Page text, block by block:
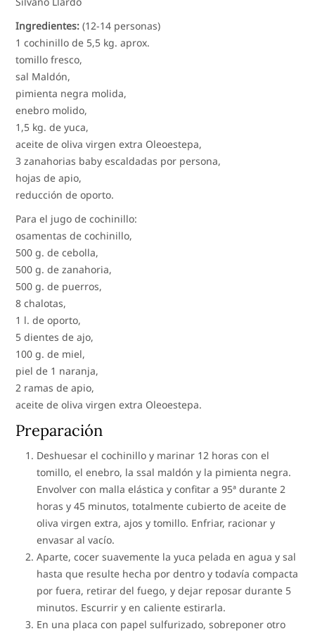
Ingredientes: (12-14 personas)
1 cochinillo de 5,5 kg. aprox.
tomillo fresco,
sal Maldón,
pimienta negra molida,
enebro molido,
1,5 kg. de yuca,
aceite de oliva virgen extra Oleoestepa,
3 zanahorias baby escaldadas por persona,
hojas de apio,
reducción de oporto.
Para el jugo de cochinillo:
osamentas de cochinillo,
500 g. de cebolla,
500 g. de zanahoria,
500 g. de puerros,
8 chalotas,
1 l. de oporto,
5 dientes de ajo,
100 g. de miel,
piel de 1 naranja,
2 ramas de apio,
aceite de oliva virgen extra Oleoestepa.
Preparación
Deshuesar el cochinillo y marinar 12 horas con el
tomillo, el enebro, la ssal maldón y la pimienta negra.
Envolver con malla elástica y confitar a 95ª durante 2
horas y 45 minutos, totalmente cubierto de aceite de
oliva virgen extra, ajos y tomillo. Enfriar, racionar y
envasar al vacío.
Aparte, cocer suavemente la yuca pelada en agua y sal
hasta que resulte hecha por dentro y todavía compacta
por fuera, retirar del fuego, y dejar reposar durante 5
minutos. Escurrir y en caliente estirarla.
En una placa con papel sulfurizado, sobreponer otro